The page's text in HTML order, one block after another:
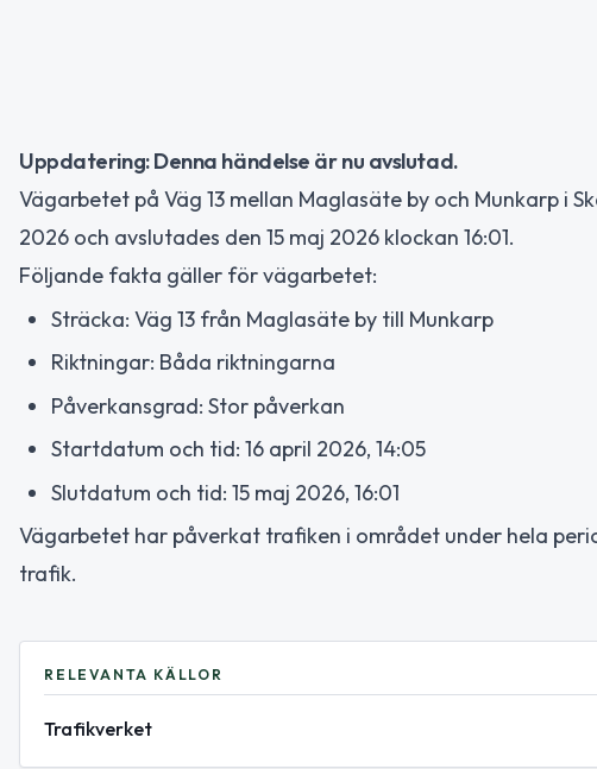
Uppdatering: Denna händelse är nu avslutad.
Vägarbetet på Väg 13 mellan Maglasäte by och Munkarp i
2026 och avslutades den 15 maj 2026 klockan 16:01.
Följande fakta gäller för vägarbetet:
Sträcka: Väg 13 från Maglasäte by till Munkarp
Riktningar: Båda riktningarna
Påverkansgrad: Stor påverkan
Startdatum och tid: 16 april 2026, 14:05
Slutdatum och tid: 15 maj 2026, 16:01
Vägarbetet har påverkat trafiken i området under hela
trafik.
RELEVANTA KÄLLOR
Trafikverket